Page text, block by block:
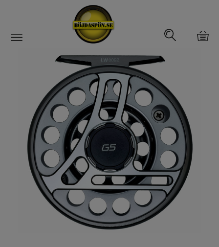
Gäddfemman
Abborrfemman
Interfiske
Rullar
Spön
Fiskeset